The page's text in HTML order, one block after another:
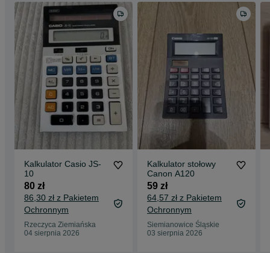
Kalkulator Casio JS-
10
80 zł
86,30 zł z Pakietem
Ochronnym
Rzeczyca Ziemiańska
04 sierpnia 2026
Kalkulator stołowy
Canon A120
59 zł
64,57 zł z Pakietem
Ochronnym
Siemianowice Śląskie
03 sierpnia 2026